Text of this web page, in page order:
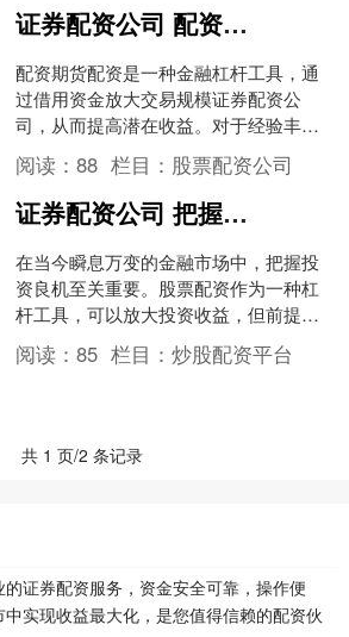
证券配资公司 配资期货配资：放大收益，把握财富机遇
配资期货配资是一种金融杠杆工具，通
过借用资金放大交易规模证券配资公
司，从而提高潜在收益。对于经验丰富
的交易者来说，配资期货配资可以成为
把握财富机遇的利器。 贵阳....
阅读：88 栏目： 股票配资公司
证券配资公司 把握投资良机，选择优质股票配资
在当今瞬息万变的金融市场中，把握投
资良机至关重要。股票配资作为一种杠
杆工具，可以放大投资收益，但前提是
选择优质的配资平台。 期货配资存在极
高的风险。由于杠杆作用....
阅读：85 栏目：炒股配资平台
共 1 页/2 条记录
证券配资服务，资金安全可靠，操作便
实现收益最大化，是您值得信赖的配资伙